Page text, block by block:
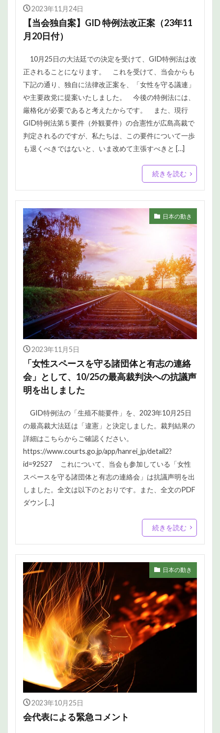
2023年11月24日
【当会独自案】GID 特例法改正案（23年11
月20日付）
10月25日の大法廷での決定を受けて、GID特例法は改
正されることになります。 これを受けて、当会からも
下記の通り、独自に法律改正案を、「女性を守る議連」
や主要政党に提案いたしました。 今後の特例法には、
厳格化が必要であると考えたからです。 また、現行
GID特例法第５要件（外観要件）の合憲性が広島高裁で
判定されるのですが、私たちは、この要件について一歩
も退くべきではないと、いま改めて主張すべきと […]
続きを読む
日本の動き
2023年11月5日
「女性スペースを守る諸団体と有志の連絡
会」として、10/25の最高裁判決への抗議声
明を出しました
GID特例法の「生殖不能要件」を、2023年10月25日
の最高裁大法廷は「違憲」と決定しました。裁判結果の
詳細はこちらからご確認ください。
https://www.courts.go.jp/app/hanrei_jp/detail2?
id=92527 これについて、当会も参加している「女性
スペースを守る諸団体と有志の連絡会」は抗議声明を出
しました。全文は以下のとおりです。また、全文のPDF
ダウン […]
続きを読む
日本の動き
2023年10月25日
会代表による緊急コメント